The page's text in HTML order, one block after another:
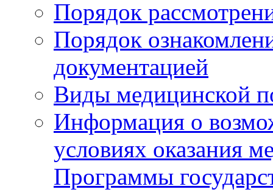
Порядок
Порядок
документацией
Виды медицинской
Информация о
условиях оказания
Программы